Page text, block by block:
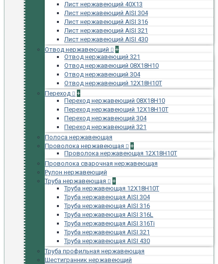
Лист нержавеющий 40Х13
Лист нержавеющий AISI 304
Лист нержавеющий AISI 316
Лист нержавеющий AISI 321
Лист нержавеющий AISI 430
Отвод нержавеющий
+
Отвод нержавеющий 321
Отвод нержавеющий 08Х18Н10
Отвод нержавеющий 304
Отвод нержавеющий 12Х18Н10Т
Переход
+
Переход нержавеющий 08Х18Н10
Переход нержавеющий 12Х18Н10Т
Переход нержавеющий 304
Переход нержавеющий 321
Полоса нержавеющая
Проволока нержавеющая
+
Проволока нержавеющая 12Х18Н10Т
Проволока сварочная нержавеющая
Рулон нержавеющий
Труба нержавеющая
+
Труба нержавеющая 12Х18Н10Т
Труба нержавеющая AISI 304
Труба нержавеющая AISI 316
Труба нержавеющая AISI 316L
Труба нержавеющая AISI 316Ti
Труба нержавеющая AISI 321
Труба нержавеющая AISI 430
Труба профильная нержавеющая
Шестигранник нержавеющий